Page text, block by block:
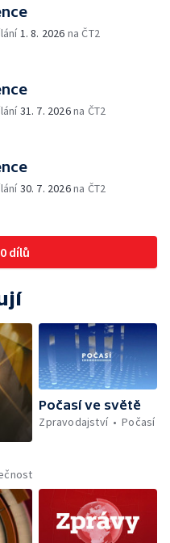
1. 8. 2026 na ČT2
31. 7. 2026na ČT2
30. 7. 2026na ČT2
dílů
Počasí ve světě
Zpravodajství
Počasí